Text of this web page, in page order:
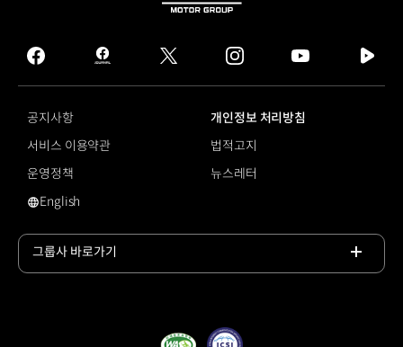
HYUNDAI
GROUP
facebook
hmg
journal
twitter instagram
tv
공지사항
개인정보 처리방침
서비스 이용약관
법적고지
운영정책
뉴스레터
영문 사이트로 이동
English
그룹사 바로가기